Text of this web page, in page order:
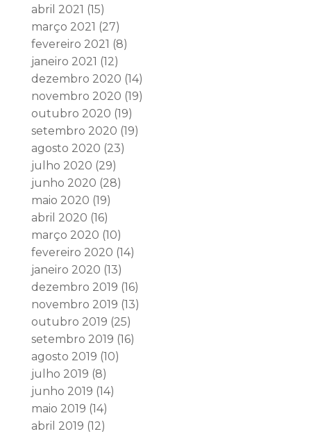
abril 2021 (15)
março 2021 (27)
fevereiro 2021 (8)
janeiro 2021 (12)
dezembro 2020 (14)
novembro 2020 (19)
outubro 2020 (19)
setembro 2020 (19)
agosto 2020 (23)
julho 2020 (29)
junho 2020 (28)
maio 2020 (19)
abril 2020 (16)
março 2020 (10)
fevereiro 2020 (14)
janeiro 2020 (13)
dezembro 2019 (16)
novembro 2019 (13)
outubro 2019 (25)
setembro 2019 (16)
agosto 2019 (10)
julho 2019 (8)
junho 2019 (14)
maio 2019 (14)
abril 2019 (12)